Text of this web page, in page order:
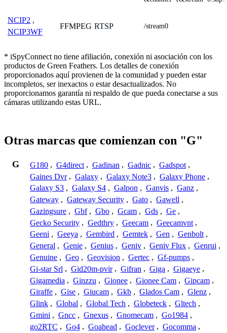
NCIP2 ,
NCIP3WF
FFMPEG RTSP /stream0
* iSpyConnect no tiene afiliación, conexión ni asociación con los
productos de Green Feathers. Los detalles de conexión
proporcionados aquí provienen de la comunidad y pueden estar
incompletos, ser inexactos o estar desactualizados. No
proporcionamos garantía ni respaldo de que pueda conectarse a sus
cámaras utilizando estas URL.
Otras marcas que comienzan con "G"
G G180 , G4direct , Gadinan , Gadnic , Gadspot ,
Gaines Dvr , Galaxy , Galaxy Note3 , Galaxy Phone ,
Galaxy S3 , Galaxy S4 , Galpon , Ganvis , Ganz ,
Gateway , Gateway Security , Gato , Gawell ,
Gazingsure , Gbf , Gbo , Gcam , Gds , Ge ,
Gecko Security , Gedthry , Geecam , Geecamvnt ,
Geeni , Geeya , Gembird , Gemtek , Gen , Genbolt ,
General , Genie , Genius , Geniv , Geniv Flux , Genrui ,
Genuine , Geo , Geovision , Gertec , Gf-pumps ,
Gi-star Srl , Gid20m-pvir , Gifran , Giga , Gigaeye ,
Gigamedia , Ginzzu , Gionee , Gionee Cam , Gipcam ,
Giraffe , Gise , Giucam , Gkb , Glados Cam , Glenz ,
Glink , Global , Global Tech , Globeteck , Gltech ,
Gmini , Gncc , Gnexus , Gnomecam , Go1984 ,
go2RTC , Go4 , Goahead , Goclever , Gocomma ,